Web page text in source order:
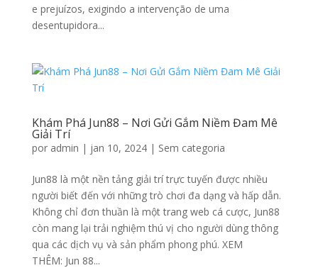
e prejuízos, exigindo a intervenção de uma
desentupidora...
Khám Phá Jun88 – Nơi Gửi Gắm Niềm Đam Mê
Giải Trí
por admin | jan 10, 2024| Sem categoria
Jun88 là một nền tảng giải trí trực tuyến được nhiều
người biết đến với những trò chơi đa dạng và hấp dẫn.
Không chỉ đơn thuần là một trang web cá cược, Jun88
còn mang lại trải nghiệm thú vị cho người dùng thông
qua các dịch vụ và sản phẩm phong phú. XEM
THÊM: Jun 88...